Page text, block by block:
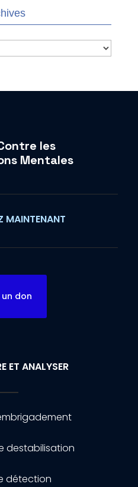
les
Mentales
MAINTENANT
un don
ET ANALYSER
destabilisation
détection